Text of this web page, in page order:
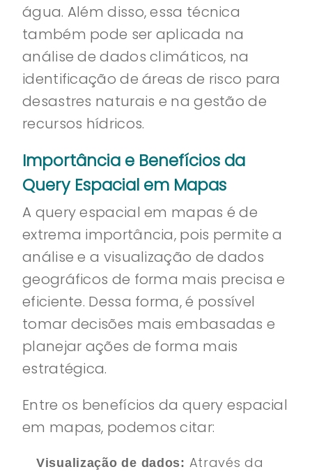
água. Além disso, essa técnica
também pode ser aplicada na
análise de dados climáticos, na
identificação de áreas de risco para
desastres naturais e na gestão de
recursos hídricos.
Importância e Benefícios da
Query Espacial em Mapas
A query espacial em mapas é de
extrema importância, pois permite a
análise e a visualização de dados
geográficos de forma mais precisa e
eficiente. Dessa forma, é possível
tomar decisões mais embasadas e
planejar ações de forma mais
estratégica.
Entre os benefícios da query espacial
em mapas, podemos citar:
Visualização de dados: Através da